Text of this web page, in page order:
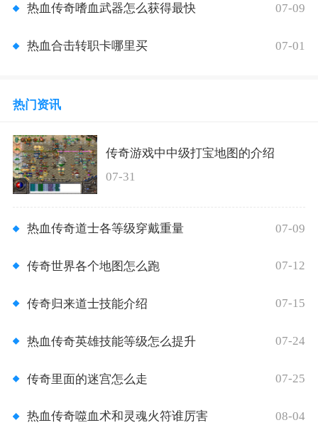
热血传奇嗜血武器怎么获得最快 07-09
热血合击转职卡哪里买 07-01
热门资讯
传奇游戏中中级打宝地图的介绍
07-31
热血传奇道士各等级穿戴重量 07-09
传奇世界各个地图怎么跑 07-12
传奇归来道士技能介绍 07-15
热血传奇英雄技能等级怎么提升 07-24
传奇里面的迷宫怎么走 07-25
热血传奇噬血术和灵魂火符谁厉害 08-04